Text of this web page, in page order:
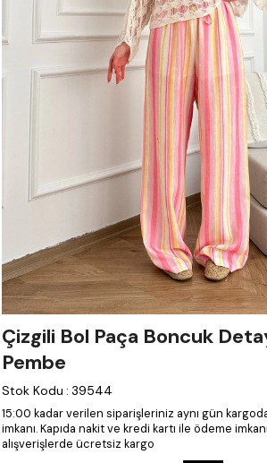
Çizgili Bol Paça Boncuk
Pembe
Stok Kodu : 39544
15:00 kadar verilen siparişleriniz aynı gün
imkanı.Kapıda nakit ve kredi kartı ile ödeme
alışverişlerde ücretsiz kargo